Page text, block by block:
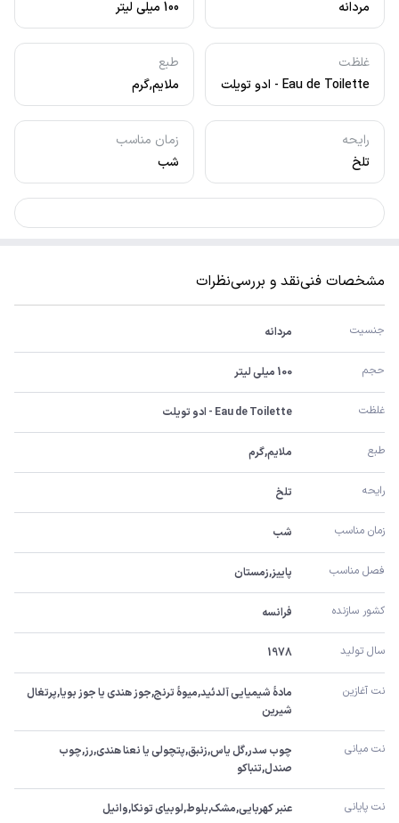
مردانه
100 میلی لیتر
غلظت
Eau de Toilette - ادو تویلت
طبع
ملایم,گرم
رایحه
تلخ
زمان مناسب
شب
مشخصات فنینقد و بررسینظرات
جنسیت مردانه
حجم 100 میلی لیتر
غلظت Eau de Toilette - ادو تویلت
طبع ملایم,گرم
رایحه تلخ
زمان مناسب شب
فصل مناسب پاییز,زمستان
کشور سازنده فرانسه
سال تولید 1978
نت آغازین
شیرین
نت میانی
صندل,تنباکو
نت پایانی عنبر کهربایی,مشک,بلوط,لوبیای تونکا,وانیل